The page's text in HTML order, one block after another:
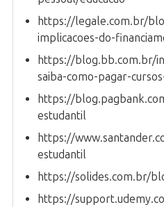
https://legale.com.br/
implicacoes-do-
https://blog.bb.com.br/
saiba-como-pagar-
https://
estudantil
https://
estudantil
https://solides.com.br/
https://